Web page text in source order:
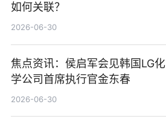
如何关联？
2026-06-30
焦点资讯：侯启军会见韩国LG化
学公司首席执行官金东春
2026-06-30